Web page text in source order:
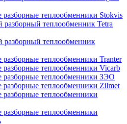
разборные теплообменники Stokvis
разборный теплообменник Tetra
разборный теплообменник
разборные теплообменники Tranter
разборные теплообменники Vicarb
разборные теплообменники ЗЭО
разборные теплообменники Zilmet
разборные теплообменники
разборные теплообменники